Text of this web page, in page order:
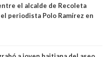
el alcalde de Recoleta
periodista Polo Ramírez en